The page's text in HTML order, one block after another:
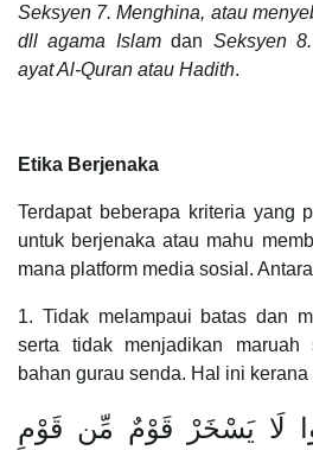
Seksyen 7. Menghina, atau
dll agama Islamdan Seksyen
ayat Al-Quran atau Hadith.
Etika Berjenaka
Terdapat beberapa kriteria yang
untuk berjenaka atau mahu
mana platform media sosial.
1. Tidak melampaui batas dan
serta tidak menjadikan maruah
bahan gurau senda. Hal ini kerana
لَا يَسْخَرْ قَوْمٌ مِّن قَوْمٍ